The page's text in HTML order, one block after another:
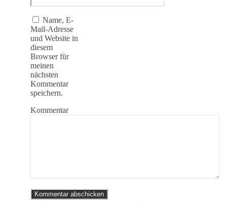
Name, E-
Mail-Adresse
und Website in
diesem
Browser für
meinen
nächsten
Kommentar
speichern.
Kommentar